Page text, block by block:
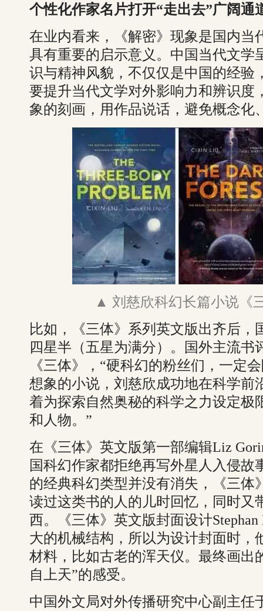
个性化作家名片打开“走出去”广阔通
在业内看来，《解密》现象是国内当
具有重要的启示意义。中国当代文学
识与精神风貌，不仅仅是中国的经验
要提升当代文学对外影响力和辨识度
象的刻画，用作品说话，避免概念化
▲ 刘慈欣科幻长篇小说《
比如，《三体》系列英文版出齐后，
四星半（五星为满分）。国外主流书
《三体》，“硬科幻的粉丝们，一定
想象的小说，刘慈欣成功地在科学前
着为探索自然奥秘的科学之力设定极
和人物。”
在《三体》英文版第一部编辑Liz
国科幻作家都拒绝再写外星人入侵故
的经典科幻类型并没有消失，《三体
读过这类书的人的儿时回忆，同时又
西。《三体》英文版封面设计
大的机械结构，所以为设计封面时，
材料，比如古老的浑天仪。最终画出
自上天”的感受。
中国外文局对外传播研究中心副主任